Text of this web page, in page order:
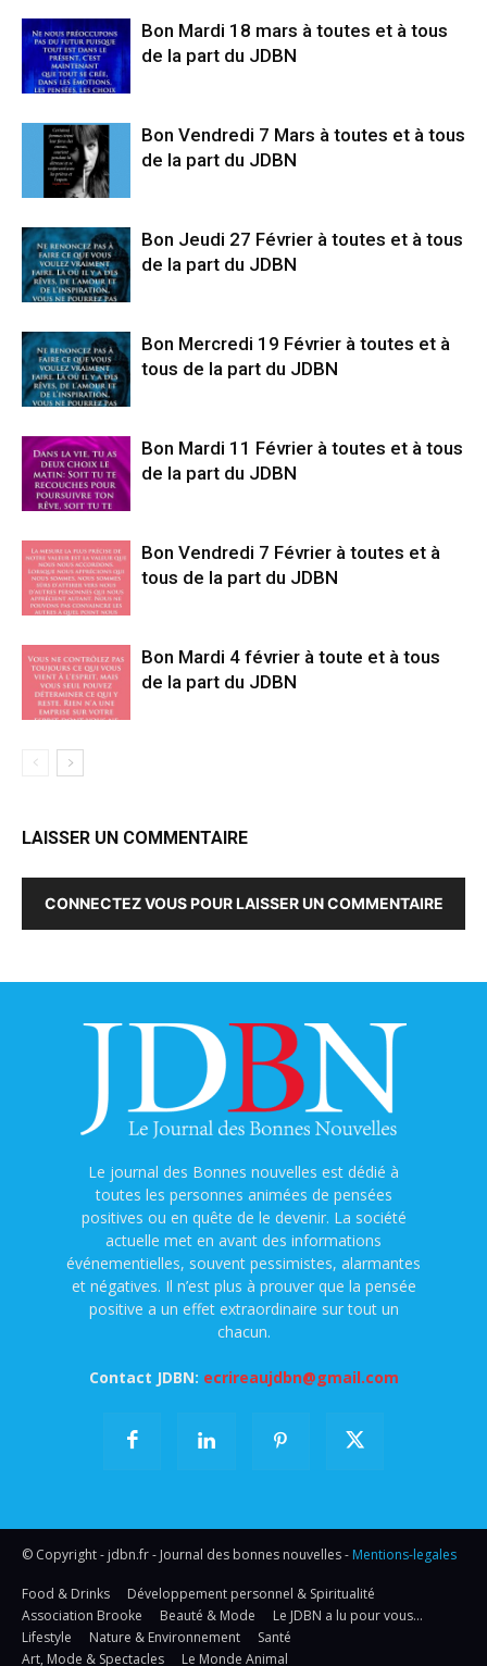
Bon Mardi 18 mars à toutes et à tous
de la part du JDBN
Bon Vendredi 7 Mars à toutes et à tous
de la part du JDBN
Bon Jeudi 27 Février à toutes et à tous
de la part du JDBN
Bon Mercredi 19 Février à toutes et à
tous de la part du JDBN
Bon Mardi 11 Février à toutes et à tous
de la part du JDBN
Bon Vendredi 7 Février à toutes et à
tous de la part du JDBN
Bon Mardi 4 février à toute et à tous
de la part du JDBN
LAISSER UN COMMENTAIRE
CONNECTEZ VOUS POUR LAISSER UN COMMENTAIRE
Le journal des Bonnes nouvelles est dédié à
toutes les personnes animées de pensées
positives ou en quête de le devenir. La société
actuelle met en avant des informations
événementielles, souvent pessimistes, alarmantes
et négatives. Il n’est plus à prouver que la pensée
positive a un effet extraordinaire sur tout un
chacun.
Contact JDBN: ecrireaujdbn@gmail.com
© Copyright - jdbn.fr - Journal des bonnes nouvelles - Mentions-legales
Food & Drinks
Développement personnel & Spiritualité
Association Brooke
Beauté & Mode
Le JDBN a lu pour vous…
Lifestyle
Nature & Environnement
Santé
Art, Mode & Spectacles
Le Monde Animal